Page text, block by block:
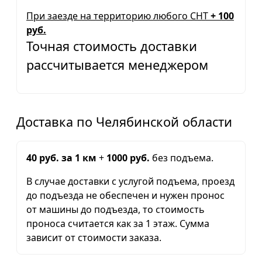
При заезде на территорию любого СНТ+ 100
руб.
Точная стоимость доставки
рассчитывается менеджером
Доставка по Челябинской области
40 руб. за 1 км + 1000 руб. без подъема.
В случае доставки с услугой подъема, проезд
до подъезда не обеспечен и нужен пронос
от машины до подъезда, то стоимость
проноса считается как за 1 этаж. Сумма
зависит от стоимости заказа.